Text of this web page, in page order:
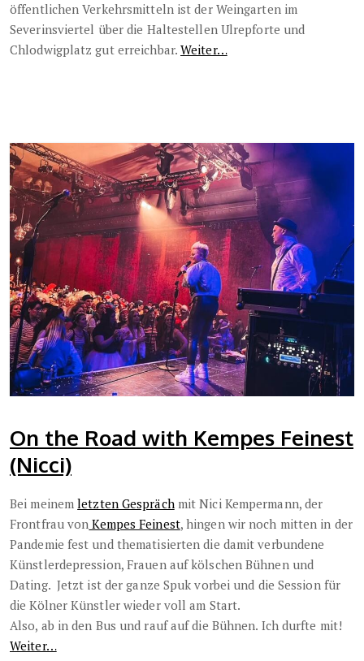
öffentlichen Verkehrsmitteln ist der Weingarten im
Severinsviertel über die Haltestellen Ulrepforte und
Chlodwigplatz gut erreichbar.Weiter…
On the Road with Kempes Feinest
(Nicci)
Bei meinemletzten Gesprächmit Nici Kempermann, der
Frontfrau von Kempes Feinest, hingen wir noch mitten in der
Pandemie fest und thematisierten die damit verbundene
Künstlerdepression, Frauen auf kölschen Bühnen und
Dating. Jetzt ist der ganze Spuk vorbei und die Session für
die Kölner Künstler wieder voll am Start.
Also, ab in den Bus und rauf auf die Bühnen. Ich durfte mit!
Weiter…